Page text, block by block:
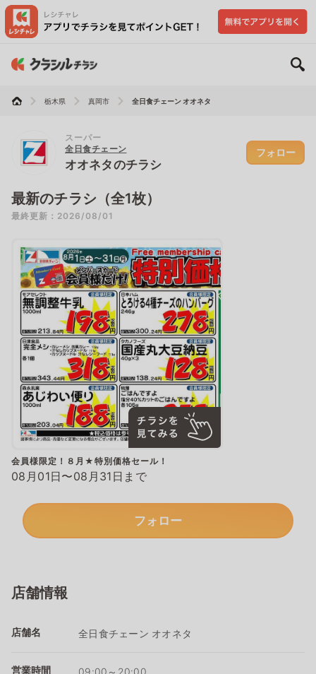
栃木県 真岡市 全日食チェーン オオネタ
スーパー
全日食チェーン
オオネタのチラシ
フォロー
最新のチラシ（全1枚）
最終更新：2026/08/01
会員様限定！８月★特別価格セール！
08月01日〜08月31日まで
フォロー
店舗情報
店舗名 全日食チェーン オオネタ
営業時間 09:00～20:00